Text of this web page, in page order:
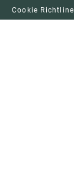
Cookie Richtline